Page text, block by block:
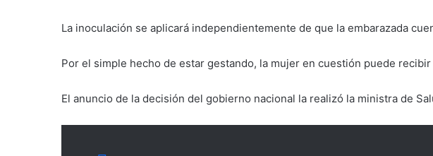
La inoculación se aplicará independientemente de que la embarazada
Por el simple hecho de estar gestando, la mujer en cuestión puede
El anuncio de la decisión del gobierno nacional la realizó la ministra de